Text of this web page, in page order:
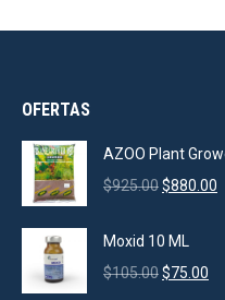
OFERTAS
AZOO Plant
$925.00Original
was:
$925.00.
$880.00
Moxid 10 ML
$105.00Original
$75.00